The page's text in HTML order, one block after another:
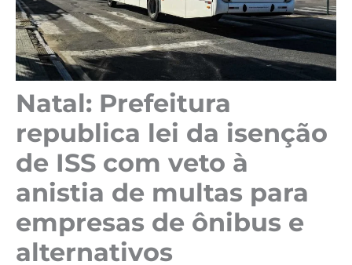
Natal: Prefeitura
republica lei da isenção
de ISS com veto à
anistia de multas para
empresas de ônibus e
alternativos